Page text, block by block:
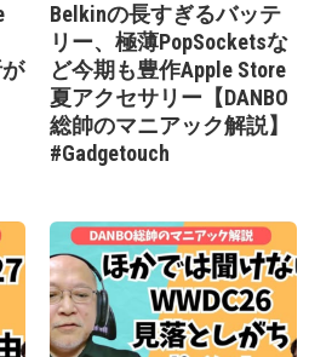
Belkinの長すぎるバッテ
リー、極薄PopSocketsな
ど今期も豊作Apple Store
夏アクセサリー【DANBO
総帥のマニアック解説】
#Gadgetouch